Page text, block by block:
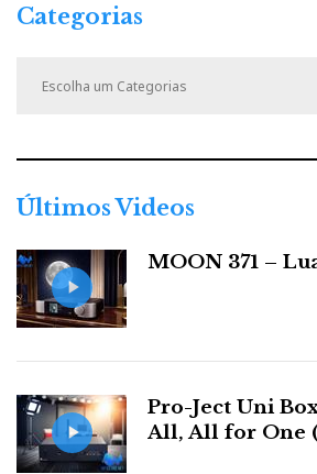
Categorias
r
i
s
Últimos Videos
MOON 371 –
Pro-Ject Uni
All, All for One